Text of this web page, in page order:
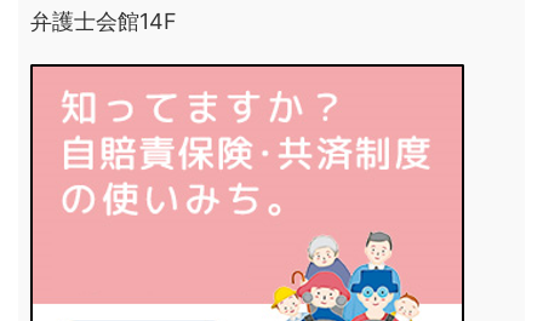
弁護士会館14F